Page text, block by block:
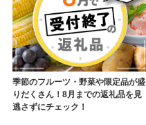
季節のフルーツ・野菜や限定品が盛
りだくさん！8月までの返礼品を見
逃さずにチェック！